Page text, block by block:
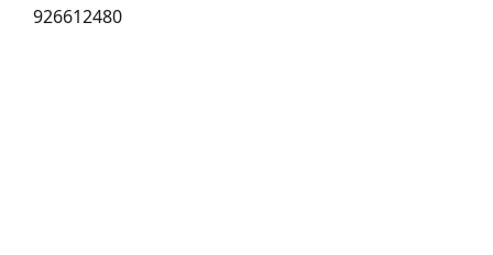
926612480